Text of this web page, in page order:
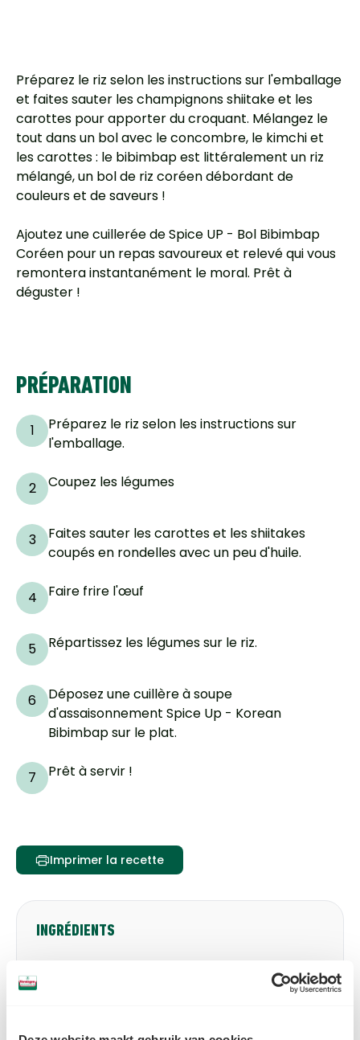
Préparez le riz selon les instructions sur l'emballage
et faites sauter les champignons shiitake et les
carottes pour apporter du croquant. Mélangez le
tout dans un bol avec le concombre, le kimchi et
les carottes : le bibimbap est littéralement un riz
mélangé, un bol de riz coréen débordant de
couleurs et de saveurs !
Ajoutez une cuillerée de Spice UP - Bol Bibimbap
Coréen pour un repas savoureux et relevé qui vous
remontera instantanément le moral. Prêt à
déguster !
PRÉPARATION
1
Préparez le riz selon les instructions sur
l'emballage.
2 Coupez les légumes
3
Faites sauter les carottes et les shiitakes
coupés en rondelles avec un peu d'huile.
4 Faire frire l'œuf
5 Répartissez les légumes sur le riz.
6
Déposez une cuillère à soupe
d'assaisonnement Spice Up - Korean
Bibimbap sur le plat.
7 Prêt à servir !
Imprimer la recette
INGRÉDIENTS